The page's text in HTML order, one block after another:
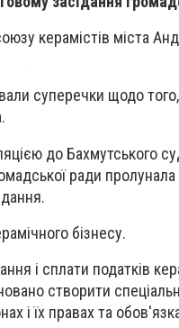
керамістів міста
суперечки щодо
до Бахмутського
ради
бізнесу.
і сплати податків
створити
і їх правах та